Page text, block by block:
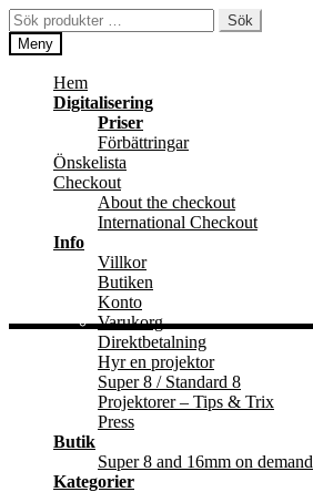
Hoppa
till
navigering
Hoppa
till
innehåll
Sök
efter:
Sök
Meny
Hem
Digitalisering
Priser
Förbättringar
Önskelista
Checkout
About the checkout
International Checkout
Info
Villkor
Butiken
Konto
Varukorg
Direktbetalning
Hyr en projektor
Super 8 / Standard 8
Projektorer – Tips & Trix
Press
Butik
Super 8 and 16mm on demand
Kategorier